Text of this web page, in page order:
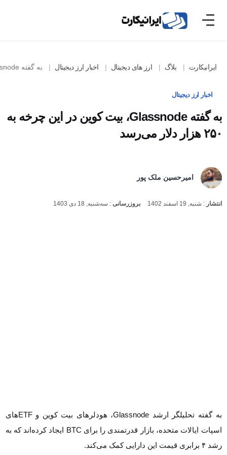
ایرانیکارت بلاگ ارز های دیجیتال اخبار ارز دیجیتال به گفته Glassnode، بیت کوین در این چرخه به ۲۵۰ هزار دلار می‌رسد
اخبار ارز دیجیتال
به گفته Glassnode، بیت کوین در این چرخه به
۲۵۰ هزار دلار می‌رسد
امیرحسین ملک پور
انتشار: شنبه, 19 اسفند 1402 بروزرسانی:سه‌شنبه, 18 دی 1403
به گفته تحلیلگر ارشد Glassnode، هودلرهای بیت کوین و ETF‌های
اسپات ایالات متحده، بازار قدرتمندی را برای BTC ایجاد کرده‌اند که به رشد
۴ برابری قیمت این دارایی کمک می‌کند.